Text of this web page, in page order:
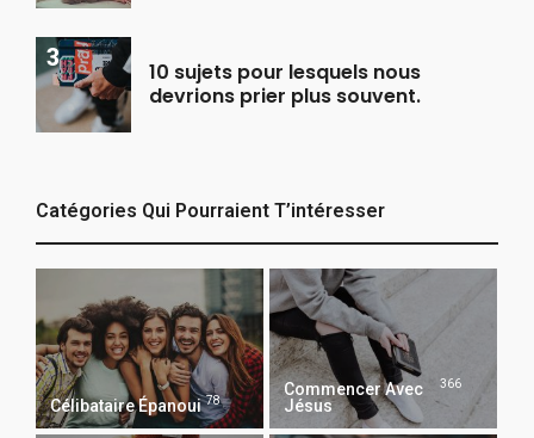
10 sujets pour lesquels nous
devrions prier plus souvent.
Catégories Qui Pourraient T’intéresser
Célibataire Épanoui 78
Commencer Avec
Jésus
366